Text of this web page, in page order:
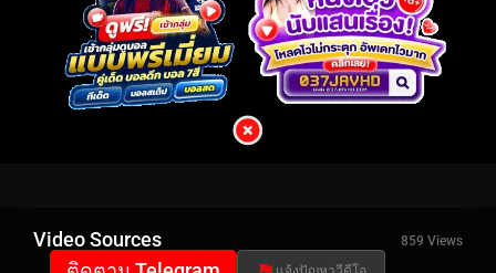
Video Sources 859 Views